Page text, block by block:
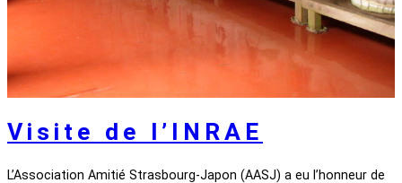
Visite de l’INRAE
L’Association Amitié Strasbourg-Japon (AASJ) a eu l’honneur de